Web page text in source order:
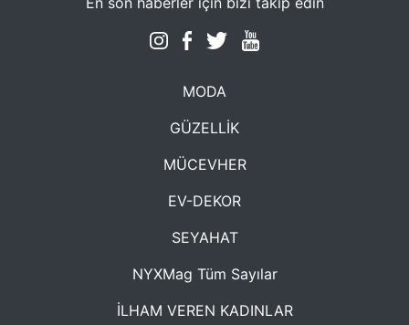
MODA
GÜZELLİK
MÜCEVHER
EV-DEKOR
SEYAHAT
NYXMag Tüm Sayılar
İLHAM VEREN KADINLAR